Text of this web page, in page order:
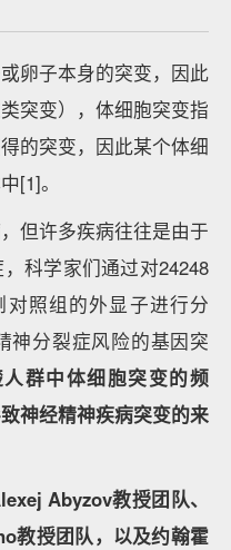
卵子本身的突变，因此
突变），体细胞突变指
的突变，因此某个体细
[1]。
但许多疾病往往是由于
科学家们通过对24248
对照组的外显子进行分
神分裂症风险的基因突
群中体细胞突变的频
神经精神疾病突变的来
Abyzov教授团队、
教授团队，以及约翰霍